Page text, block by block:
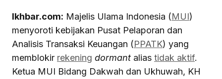
Ikhbar.com: Majelis Ulama Indonesia (MUI)
menyoroti kebijakan Pusat Pelaporan dan
Analisis Transaksi Keuangan (PPATK) yang
memblokir rekening dormant alias tidak aktif.
Ketua MUI Bidang Dakwah dan Ukhuwah, KH